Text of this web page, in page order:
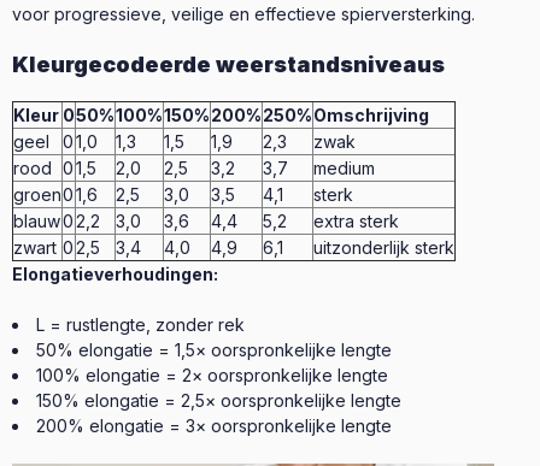
voor progressieve, veilige en effectieve spierversterking.
Kleurgecodeerde weerstandsniveaus
Kleur 050%100%150%200%250%Omschrijving
geel
01,0 1,3 1,5 1,9 2,3
zwak
rood 01,5 2,0 2,5 3,2 3,7
medium
groen01,6 2,5 3,0 3,5 4,1
sterk
blauw02,2 3,0 3,6 4,4 5,2
extra sterk
zwart 02,5 3,4 4,0 4,9 6,1
uitzonderlijk sterk
Elongatieverhoudingen:
L = rustlengte, zonder rek
50% elongatie = 1,5× oorspronkelijke lengte
100% elongatie = 2× oorspronkelijke lengte
150% elongatie = 2,5× oorspronkelijke lengte
200% elongatie = 3× oorspronkelijke lengte